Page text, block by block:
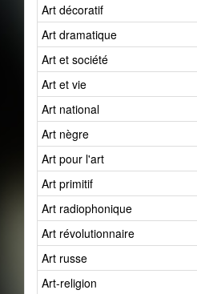
Art décoratif
Art dramatique
Art et société
Art et vie
Art national
Art nègre
Art pour l'art
Art primitif
Art radiophonique
Art révolutionnaire
Art russe
Art-religion